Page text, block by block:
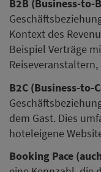
B2B (Business-to-
Kontext des
Beispiel Verträge
B2C (Business-to-
dem Gast. Dies
hoteleigene
Booking Pace